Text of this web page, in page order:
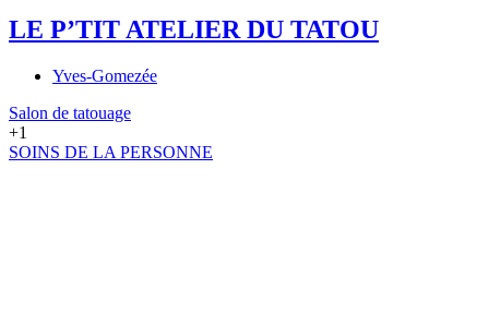
LE P’TIT ATELIER DU TATOU
Yves-Gomezée
Salon de tatouage
+1
SOINS DE LA PERSONNE